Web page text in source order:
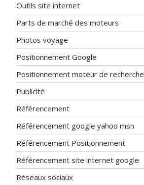
Outils site internet
Parts de marché des moteurs
Photos voyage
Positionnement Google
Positionnement moteur de recherche
Publicité
Référencement
Référencement google yahoo msn
Référencement Positionnement
Référencement site internet google
Réseaux sociaux